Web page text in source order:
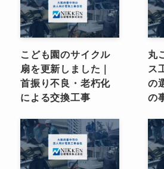
こども園のサイクル
扇を更新しました｜
首振り不良・老朽化
による交換工事
丸
ス
の
の